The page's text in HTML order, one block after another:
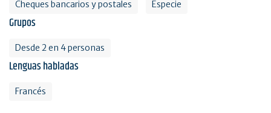
Cheques bancarios y postales Especie
Grupos
Desde 2 en 4 personas
Lenguas habladas
Francés